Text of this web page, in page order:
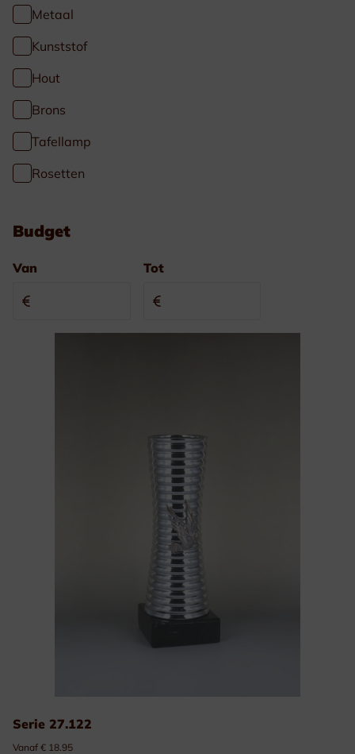
Metaal
Kunststof
Hout
Brons
Tafellamp
Rosetten
Budget
Van Tot
Serie 27.122
Vanaf € 18.95